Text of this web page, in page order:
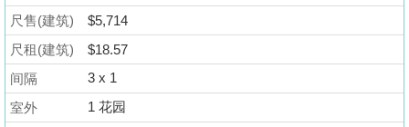
关
於
我
们
尺售(建筑)
$5,714
尺租(建筑)
$18.57
间隔
3 x 1
室外
1 花园